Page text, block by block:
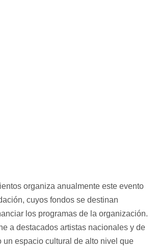
organiza anualmente este evento
, cuyos fondos se destinan
los programas de la organización.
a destacados artistas nacionales y de
un espacio cultural de alto nivel que